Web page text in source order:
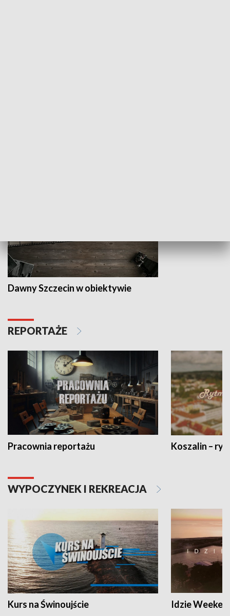
Dawny Szczecin w obiektywie
REPORTAŻE
Pracownia reportażu Koszalin –
WYPOCZYNEK I REKREACJA
Kurs na Świnoujście Idzie